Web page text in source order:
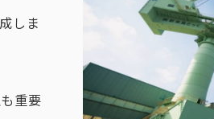
しま
重要